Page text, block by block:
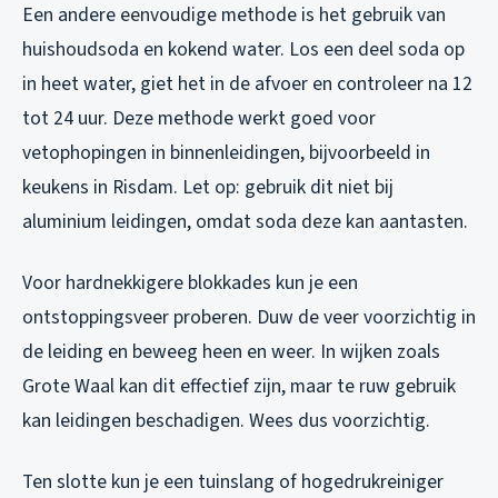
Een andere eenvoudige methode is het gebruik van
huishoudsoda en kokend water. Los een deel soda op
in heet water, giet het in de afvoer en controleer na 12
tot 24 uur. Deze methode werkt goed voor
vetophopingen in binnenleidingen, bijvoorbeeld in
keukens in Risdam. Let op: gebruik dit niet bij
aluminium leidingen, omdat soda deze kan aantasten.
Voor hardnekkigere blokkades kun je een
ontstoppingsveer proberen. Duw de veer voorzichtig in
de leiding en beweeg heen en weer. In wijken zoals
Grote Waal kan dit effectief zijn, maar te ruw gebruik
kan leidingen beschadigen. Wees dus voorzichtig.
Ten slotte kun je een tuinslang of hogedrukreiniger